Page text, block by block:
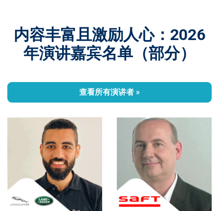
内容丰富且激励人心：2026
年演讲嘉宾名单（部分）
查看所有演讲者 »